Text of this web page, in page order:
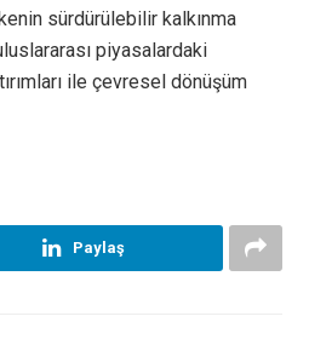
sürdürülebilir kalkınma
piyasalardaki
ile çevresel dönüşüm
Paylaş